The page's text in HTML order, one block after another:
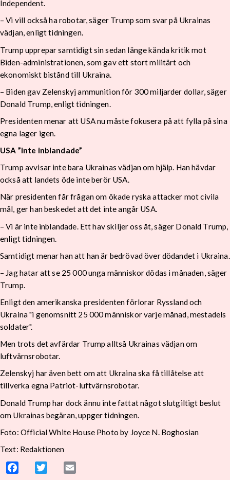
Independent.
– Vi vill också ha robotar, säger Trump som svar på Ukrainas
vädjan, enligt tidningen.
Trump upprepar samtidigt sin sedan länge kända kritik mot
Biden-administrationen, som gav ett stort militärt och
ekonomiskt bistånd till Ukraina.
– Biden gav Zelenskyj ammunition för 300 miljarder dollar, säger
Donald Trump, enligt tidningen.
Presidenten menar att USA nu måste fokusera på att fylla på sina
egna lager igen.
USA ”inte inblandade”
Trump avvisar inte bara Ukrainas vädjan om hjälp. Han hävdar
också att landets öde inte berör USA.
När presidenten får frågan om ökade ryska attacker mot civila
mål, ger han beskedet att det inte angår USA.
– Vi är inte inblandade. Ett hav skiljer oss åt, säger Donald Trump,
enligt tidningen.
Samtidigt menar han att han är bedrövad över dödandet i Ukraina.
– Jag hatar att se 25 000 unga människor dödas i månaden, säger
Trump.
Enligt den amerikanska presidenten förlorar Ryssland och
Ukraina "i genomsnitt 25 000 människor varje månad, mestadels
soldater".
Men trots det avfärdar Trump alltså Ukrainas vädjan om
luftvärnsrobotar.
Zelenskyj har även bett om att Ukraina ska få tillåtelse att
tillverka egna Patriot-luftvärnsrobotar.
Donald Trump har dock ännu inte fattat något slutgiltigt beslut
om Ukrainas begäran, uppger tidningen.
Foto: Official White House Photo by Joyce N. Boghosian
Text: Redaktionen
Facebook Twitter